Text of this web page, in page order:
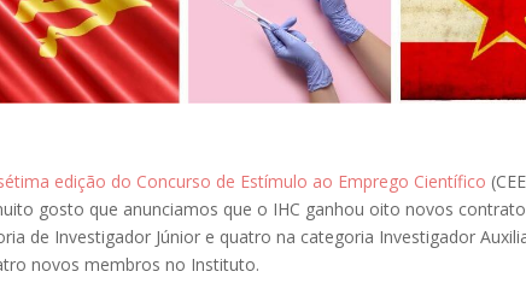
edição do Concurso de Estímulo ao Emprego Científico
gosto que anunciamos que o IHC ganhou oito novos
de Investigador Júnior e quatro na categoria Investigador
novos membros no Instituto.